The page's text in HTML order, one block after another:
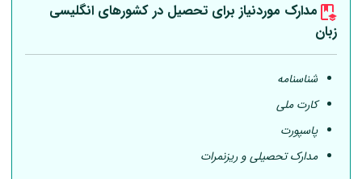
مدارک موردنیاز برای تحصیل در کشورهای انگلیسی
زبان
شناسنامه
کارت ملی
پاسپورت
مدارک تحصیلی و ریزنمرات